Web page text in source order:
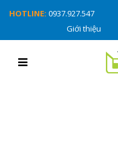
HOTLINE: 0937.927.547
Giới thiệu